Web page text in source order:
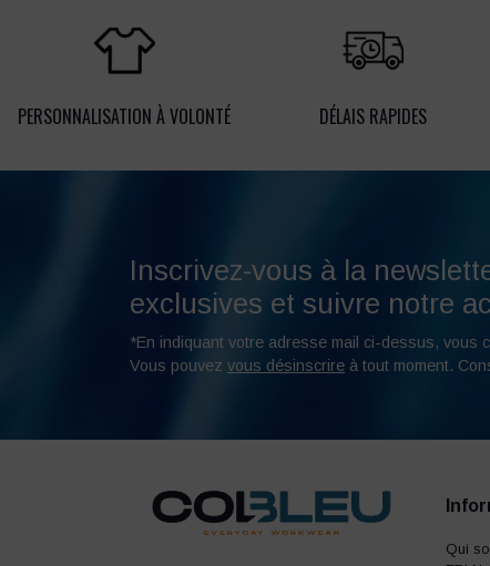
PERSONNALISATION À VOLONTÉ DÉLAIS RAPIDES
Inscrivez-vous à la
exclusives et suivre notre
*En indiquant votre adresse mail ci-dessus, vous
Vous pouvez vous désinscrire à tout moment.
Qui